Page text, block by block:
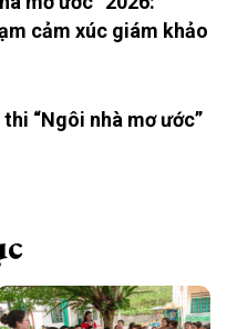
cảm xúc giám khảo
“Ngôi nhà mơ ước”